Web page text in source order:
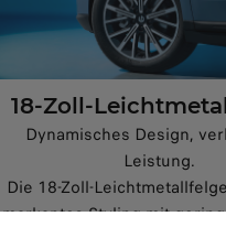
18-Zoll-
Dynamisches Design,
Leistung.
Die 18-Zoll-
markantes Styling mit